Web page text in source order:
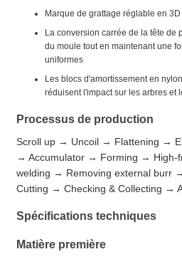
Marque de grattage réglable en
La conversion carrée de la tête de
du moule tout en maintenant une
uniformes
Les blocs d'amortissement en
réduisent l'impact sur les arbres et
Processus de production
Scroll up → Uncoil → Flattening →
→ Accumulator → Forming → High-
welding → Removing external burr
Cutting → Checking & Collecting →
Spécifications techniques
Matière première